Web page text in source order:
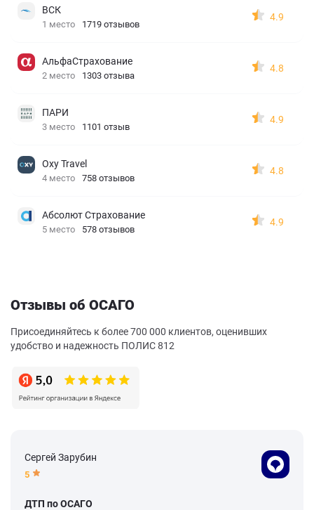
ВСК
1 место 1719 отзывов
4.9
АльфаСтрахование
2 место 1303 отзыва
4.8
ПАРИ
3 место 1101 отзыв
4.9
Oxy Travel
4 место 758 отзывов
4.8
Абсолют Страхование
5 место 578 отзывов
4.9
Отзывы об ОСАГО
Присоединяйтесь к более 700 000 клиентов, оценивших
удобство и надежность ПОЛИС 812
Сергей Зарубин
5
ДТП по ОСАГО